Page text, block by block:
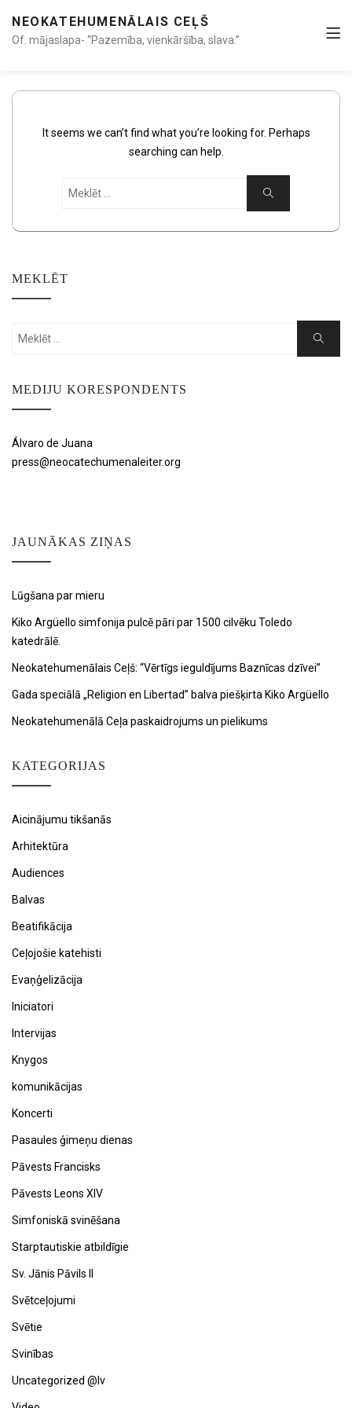
NEOKATEHUMENĀLAIS CEĻŠ
Of. mājaslapa- “Pazemība, vienkāršība, slava.”
It seems we can’t find what you’re looking for. Perhaps
searching can help.
Search
MEKLĒT
Search
Search
MEDIJU KORESPONDENTS
Álvaro de Juana
press@neocatechumenaleiter.org
JAUNĀKAS ZIŅAS
Lūgšana par mieru
Kiko Argüello simfonija pulcē pāri par 1500 cilvēku Toledo
katedrālē.
Neokatehumenālais Ceļš: “Vērtīgs ieguldījums Baznīcas dzīvei”
Gada speciālā „Religion en Libertad” balva piešķirta Kiko Argüello
Neokatehumenālā Ceļa paskaidrojums un pielikums
KATEGORIJAS
Aicinājumu tikšanās
Arhitektūra
Audiences
Balvas
Beatifikācija
Ceļojošie katehisti
Evaņģelizācija
Iniciatori
Intervijas
Knygos
komunikācijas
Koncerti
Pasaules ģimeņu dienas
Pāvests Francisks
Pāvests Leons XIV
Simfoniskā svinēšana
Starptautiskie atbildīgie
Sv. Jānis Pāvils II
Svētceļojumi
Svētie
Svinības
Uncategorized @lv